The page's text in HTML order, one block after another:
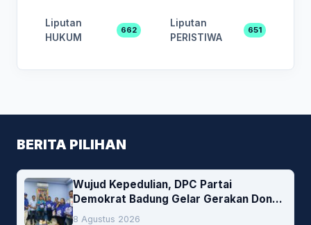
Liputan
HUKUM
662
Liputan
PERISTIWA
651
BERITA PILIHAN
Wujud Kepedulian, DPC Partai
Demokrat Badung Gelar Gerakan Donor
Darah
8 Agustus 2026